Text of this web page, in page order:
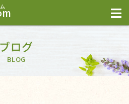
ブログ
BLOG